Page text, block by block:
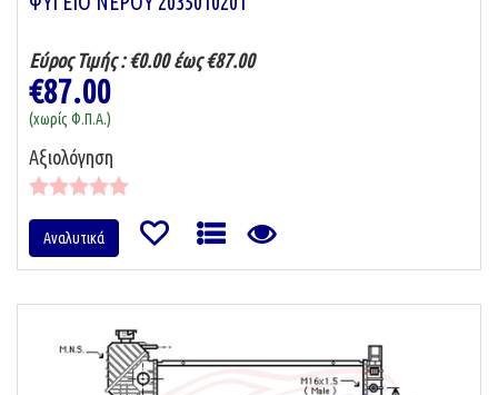
Εύρος Τιμής : €0.00 έως €87.00
€87.00
(χωρίς Φ.Π.Α.)
Αξιολόγηση
Αναλυτικά